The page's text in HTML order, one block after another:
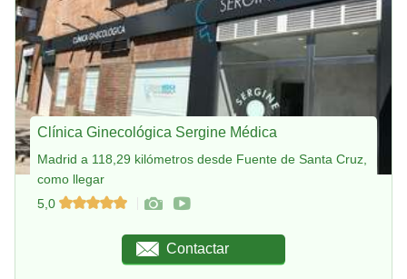
Clínica Ginecológica Sergine Médica
Madrid a 118,29 kilómetros desde Fuente de Santa Cruz,
como llegar
5,0
Contactar